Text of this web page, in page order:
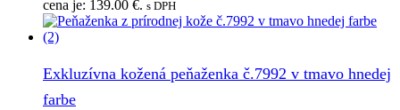
cena je: 139.00 €. s DPH
Exkluzívna kožená peňaženka č.7992 v tmavo hnedej
farbe